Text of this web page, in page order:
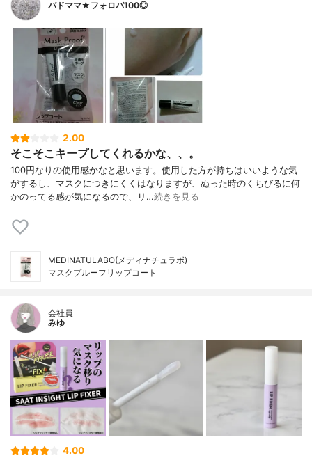
バドママ★フォロバ100◎
2.00
そこそこキープしてくれるかな、、。
100円なりの使用感かなと思います。使用した方が持ちはいいような気
がするし、マスクにつきにくくはなりますが、ぬった時のくちびるに何
かのってる感が気になるので、リ…続きを見る
MEDINATULABO(メディナチュラボ)
マスクプルーフリップコート
会社員
みゆ
4.00